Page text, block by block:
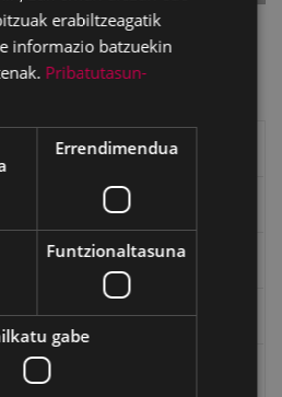
— PDF document, 23.46 MB
erabiltzeagatik
informazio batzuekin
Pribatutasun-
Errendimendua
Funtzionaltasuna
gabe